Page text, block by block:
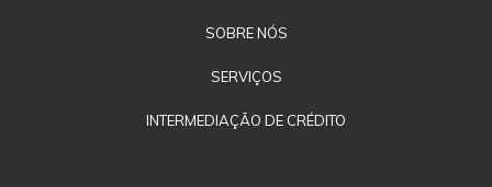
SOBRE NÓS
SERVIÇOS
INTERMEDIAÇÃO DE CRÉDITO